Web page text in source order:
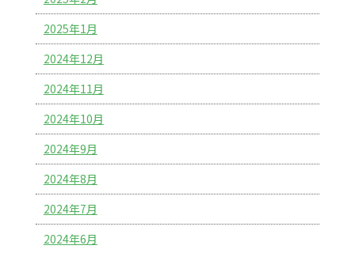
2025年1月
2024年12月
2024年11月
2024年10月
2024年9月
2024年8月
2024年7月
2024年6月